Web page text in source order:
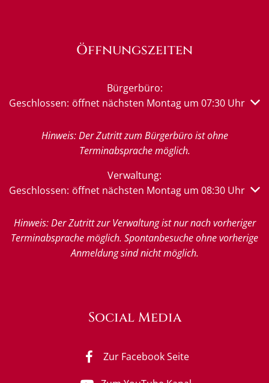
Öffnungszeiten
Bürgerbüro:
Klicken, um weitere Öffnungs- oder Schließzeiten
Geschlossen: öffnet nächsten Montag um 07:30 Uhr
Hinweis: Der Zutritt zum Bürgerbüro ist ohne
Terminabsprache möglich.
Verwaltung:
Klicken, um weitere Öffnungs- oder Schließzeiten
Geschlossen: öffnet nächsten Montag um 08:30 Uhr
Hinweis: Der Zutritt zur Verwaltung ist nur nach vorheriger
Terminabsprache möglich. Spontanbesuche ohne vorherige
Anmeldung sind nicht möglich.
Social Media
Zur Facebook Seite